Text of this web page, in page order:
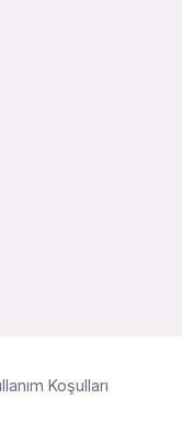
Koşulları